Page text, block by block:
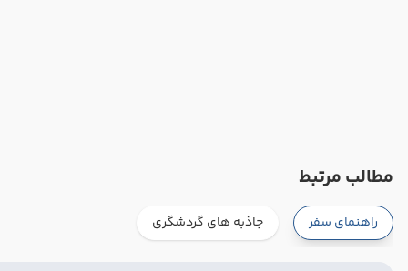
مطالب مرتبط
راهنمای سفر جاذبه های گردشگری